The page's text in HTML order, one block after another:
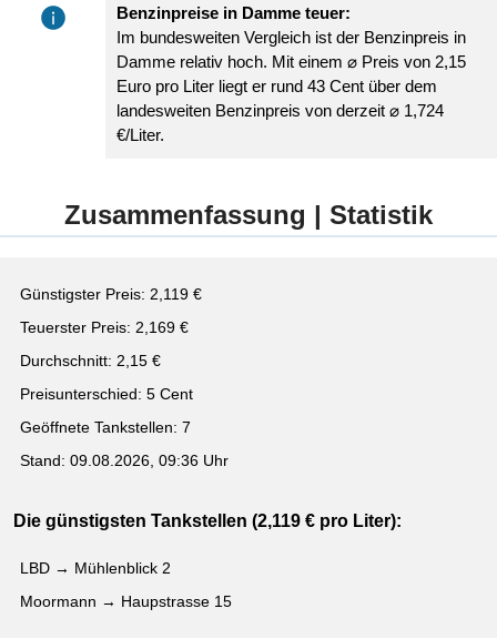
Benzinpreise in Damme teuer:
Im bundesweiten Vergleich ist der Benzinpreis in
Damme relativ hoch. Mit einem ⌀ Preis von 2,15
Euro pro Liter liegt er rund 43 Cent über dem
landesweiten Benzinpreis von derzeit ⌀ 1,724
€/Liter.
Zusammenfassung | Statistik
Günstigster Preis: 2,119 €
Teuerster Preis: 2,169 €
Durchschnitt: 2,15 €
Preisunterschied: 5 Cent
Geöffnete Tankstellen: 7
Stand: 09.08.2026, 09:36 Uhr
Die günstigsten Tankstellen (2,119 € pro Liter):
LBD → Mühlenblick 2
Moormann → Haupstrasse 15